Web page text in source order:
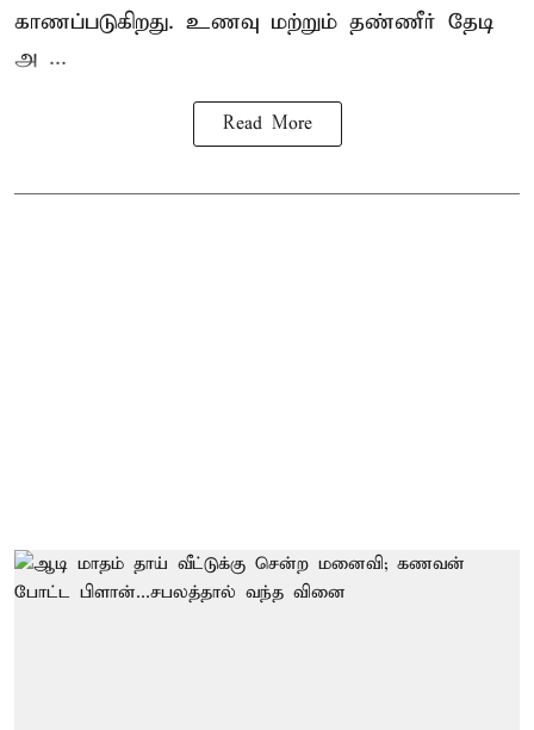
காணப்படுகிறது. உணவு மற்றும் தண்ணீர் தேடி
அ ...
Read More